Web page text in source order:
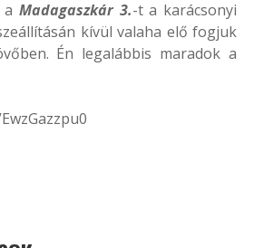
Madagaszkár 3.-t a karácsonyi
kívül valaha elő fogjuk
Én legalábbis maradok a